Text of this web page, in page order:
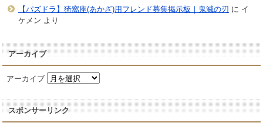
【パズドラ】猗窩座(あかざ)用フレンド募集掲示板｜鬼滅の刃 に イ
ケメン より
アーカイブ
アーカイブ
スポンサーリンク